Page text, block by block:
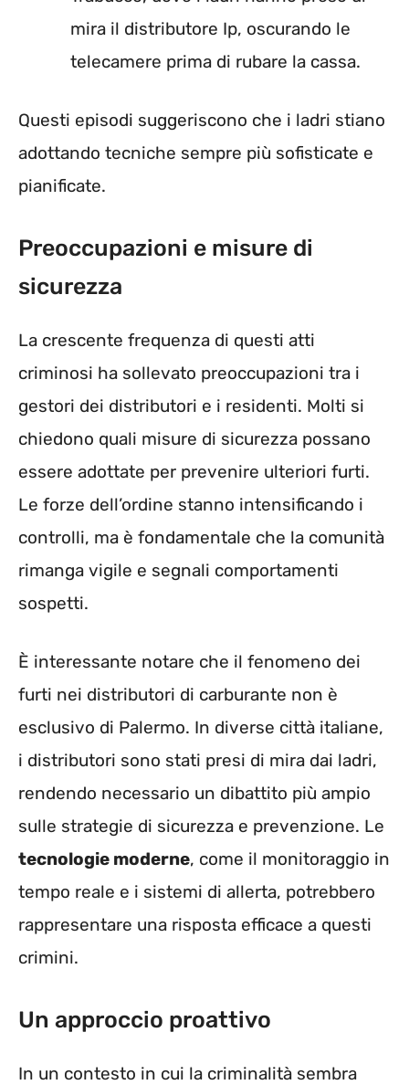
mira il distributore Ip, oscurando le
telecamere prima di rubare la cassa.
Questi episodi suggeriscono che i ladri stiano
adottando tecniche sempre più sofisticate e
pianificate.
Preoccupazioni e misure di
sicurezza
La crescente frequenza di questi atti
criminosi ha sollevato preoccupazioni tra i
gestori dei distributori e i residenti. Molti si
chiedono quali misure di sicurezza possano
essere adottate per prevenire ulteriori furti.
Le forze dell’ordine stanno intensificando i
controlli, ma è fondamentale che la comunità
rimanga vigile e segnali comportamenti
sospetti.
È interessante notare che il fenomeno dei
furti nei distributori di carburante non è
esclusivo di Palermo. In diverse città italiane,
i distributori sono stati presi di mira dai ladri,
rendendo necessario un dibattito più ampio
sulle strategie di sicurezza e prevenzione. Le
tecnologie moderne, come il monitoraggio in
tempo reale e i sistemi di allerta, potrebbero
rappresentare una risposta efficace a questi
crimini.
Un approccio proattivo
In un contesto in cui la criminalità sembra